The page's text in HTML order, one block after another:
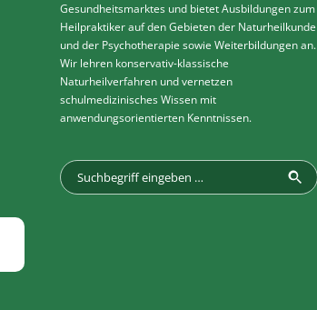
Gesundheitsmarktes und bietet Ausbildungen zum
Heilpraktiker auf den Gebieten der Naturheilkunde
und der Psychotherapie sowie Weiterbildungen an.
Wir lehren konservativ-klassische
Naturheilverfahren und vernetzen
schulmedizinisches Wissen mit
anwendungsorientierten Kenntnissen.